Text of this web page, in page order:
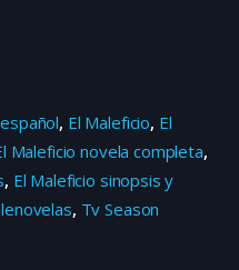
, El Maleficio, El
Maleficio novela completa,
, El Maleficio sinopsis y
, Tv Season